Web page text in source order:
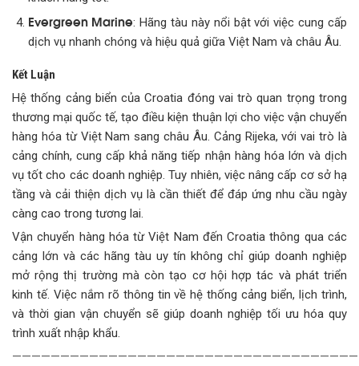
Evergreen Marine: Hãng tàu này nổi bật với việc cung cấp
dịch vụ nhanh chóng và hiệu quả giữa Việt Nam và châu Âu.
Kết Luận
Hệ thống cảng biển của Croatia đóng vai trò quan trọng trong
thương mại quốc tế, tạo điều kiện thuận lợi cho việc vận chuyển
hàng hóa từ Việt Nam sang châu Âu. Cảng Rijeka, với vai trò là
cảng chính, cung cấp khả năng tiếp nhận hàng hóa lớn và dịch
vụ tốt cho các doanh nghiệp. Tuy nhiên, việc nâng cấp cơ sở hạ
tầng và cải thiện dịch vụ là cần thiết để đáp ứng nhu cầu ngày
càng cao trong tương lai.
Vận chuyển hàng hóa từ Việt Nam đến Croatia thông qua các
cảng lớn và các hãng tàu uy tín không chỉ giúp doanh nghiệp
mở rộng thị trường mà còn tạo cơ hội hợp tác và phát triển
kinh tế. Việc nắm rõ thông tin về hệ thống cảng biển, lịch trình,
và thời gian vận chuyển sẽ giúp doanh nghiệp tối ưu hóa quy
trình xuất nhập khẩu.